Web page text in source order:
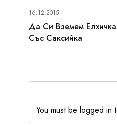
16.12.2015
Да Си Вземем Елхичка
Със Саксийка
You must be logged in